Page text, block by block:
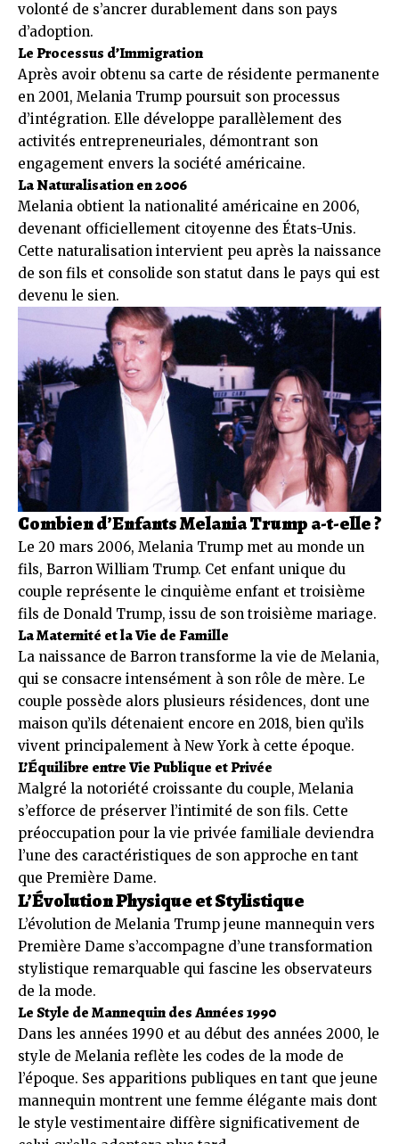
volonté de s’ancrer durablement dans son pays
d’adoption.
Le Processus d’Immigration
Après avoir obtenu sa carte de résidente permanente
en 2001, Melania Trump poursuit son processus
d’intégration. Elle développe parallèlement des
activités entrepreneuriales, démontrant son
engagement envers la société américaine.
La Naturalisation en 2006
Melania obtient la nationalité américaine en 2006,
devenant officiellement citoyenne des États-Unis.
Cette naturalisation intervient peu après la naissance
de son fils et consolide son statut dans le pays qui est
devenu le sien.
Combien d’Enfants Melania Trump a-t-elle ?
Le 20 mars 2006, Melania Trump met au monde un
fils, Barron William Trump. Cet enfant unique du
couple représente le cinquième enfant et troisième
fils de Donald Trump, issu de son troisième mariage.
La Maternité et la Vie de Famille
La naissance de Barron transforme la vie de Melania,
qui se consacre intensément à son rôle de mère. Le
couple possède alors plusieurs résidences, dont une
maison qu’ils détenaient encore en 2018, bien qu’ils
vivent principalement à New York à cette époque.
L’Équilibre entre Vie Publique et Privée
Malgré la notoriété croissante du couple, Melania
s’efforce de préserver l’intimité de son fils. Cette
préoccupation pour la vie privée familiale deviendra
l’une des caractéristiques de son approche en tant
que Première Dame.
L’Évolution Physique et Stylistique
L’évolution de Melania Trump jeune mannequin vers
Première Dame s’accompagne d’une transformation
stylistique remarquable qui fascine les observateurs
de la mode.
Le Style de Mannequin des Années 1990
Dans les années 1990 et au début des années 2000, le
style de Melania reflète les codes de la mode de
l’époque. Ses apparitions publiques en tant que jeune
mannequin montrent une femme élégante mais dont
le style vestimentaire diffère significativement de